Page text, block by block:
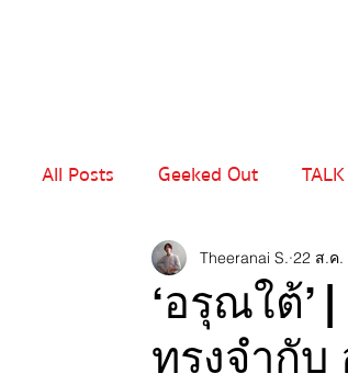
All Posts Geeked Out TALK
MIND - CRAFT เปิดโปร
‘อรุณใต้’
ทรงจำกั
Theeranai S. 22 ส.ค.